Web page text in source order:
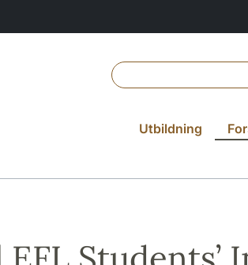
Utbildning